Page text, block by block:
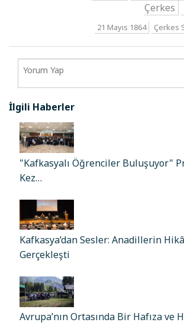
Çerkes
21 Mayıs 1864 Çerkes
İlgili Haberler
"Kafkasyalı Öğrenciler Buluşuyor"
Kez…
Kafkasya’dan Sesler: Anadillerin
Gerçekleşti
Avrupa’nın Ortasında Bir Hafıza ve